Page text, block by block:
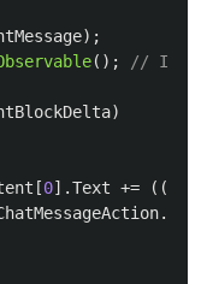
);
();
//
)
[0].Text += ((
.